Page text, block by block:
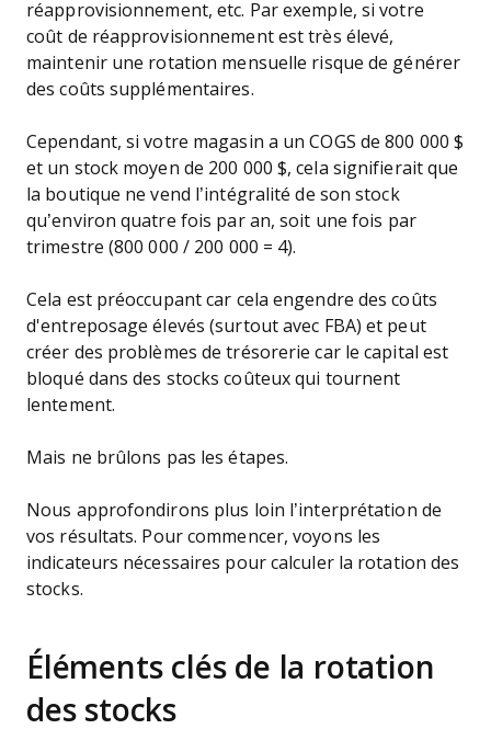
réapprovisionnement, etc. Par exemple, si votre
coût de réapprovisionnement est très élevé,
maintenir une rotation mensuelle risque de générer
des coûts supplémentaires.
Cependant, si votre magasin a un COGS de 800 000 $
et un stock moyen de 200 000 $, cela signifierait que
la boutique ne vend l’intégralité de son stock
qu’environ quatre fois par an, soit une fois par
trimestre (800 000 / 200 000 = 4).
Cela est préoccupant car cela engendre des coûts
d'entreposage élevés (surtout avec FBA) et peut
créer des problèmes de trésorerie car le capital est
bloqué dans des stocks coûteux qui tournent
lentement.
Mais ne brûlons pas les étapes.
Nous approfondirons plus loin l’interprétation de
vos résultats. Pour commencer, voyons les
indicateurs nécessaires pour calculer la rotation des
stocks.
Éléments clés de la rotation
des stocks